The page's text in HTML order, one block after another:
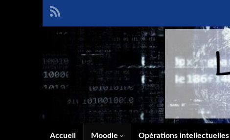
Accueil Moodle Opérations intellectuelles